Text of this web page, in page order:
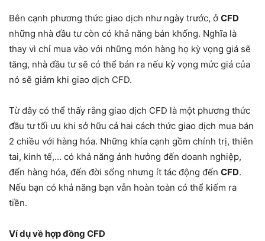
Bên cạnh phương thức giao dịch như ngày trước, ở CFD
những nhà đầu tư còn có khả năng bán khống. Nghĩa là
thay vì chỉ mua vào với những món hàng họ kỳ vọng giá sẽ
tăng, nhà đầu tư sẽ có thể bán ra nếu kỳ vọng mức giá của
nó sẽ giảm khi giao dịch CFD.
Từ đây có thể thấy rằng giao dịch CFD là một phương thức
đầu tư tối ưu khi sở hữu cả hai cách thức giao dịch mua bán
2 chiều với hàng hóa. Những khía cạnh gồm chính trị, thiên
tai, kinh tế,… có khả năng ảnh hưởng đến doanh nghiệp,
đến hàng hóa, đến đời sống nhưng ít tác động đến CFD.
Nếu bạn có khả năng bạn vẫn hoàn toàn có thể kiếm ra
tiền.
Ví dụ về hợp đồng CFD